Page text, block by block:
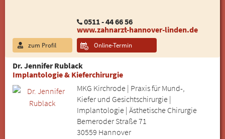
0511 - 44 66 56
www.zahnarzt-hannover-linden.de
zum Profil Online-Termin
Dr. Jennifer Rublack
Implantologie & Kieferchirurgie
MKG Kirchrode | Praxis für Mund-,
Kiefer und Gesichtschirurgie |
Implantologie | Ästhetische Chirurgie
Bemeroder Straße 71
30559 Hannover